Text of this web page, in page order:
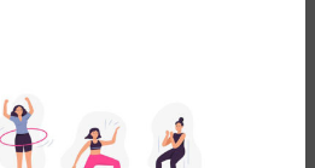
piacevole effetto “su misura”.
presentano una struttura in